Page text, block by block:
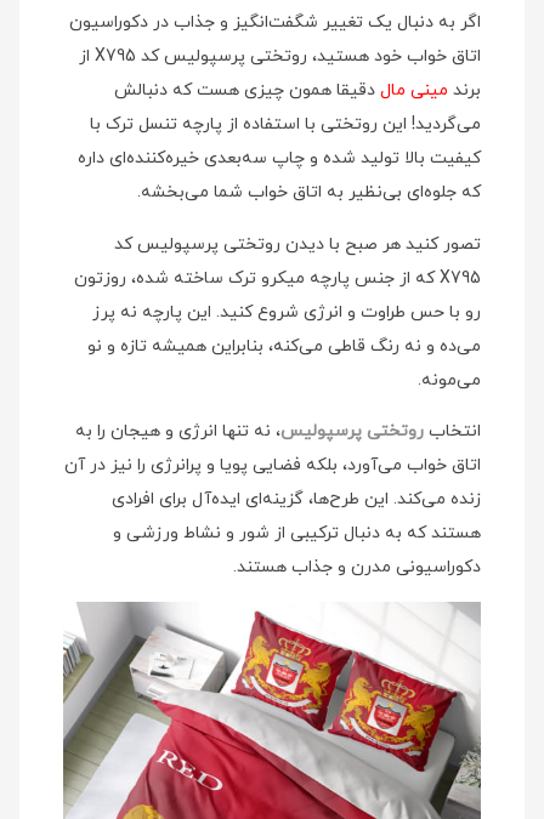
اگر به دنبال یک تغییر شگفت‌انگیز و جذاب در دکوراسیون
اتاق خواب خود هستید، روتختی پرسپولیس کد X795 از
برند مینی مال دقیقا همون چیزی هست که دنبالش
می‌گردید! این روتختی با استفاده از پارچه تنسل ترک با
کیفیت بالا تولید شده و چاپ سه‌بعدی خیره‌کننده‌ای داره
که جلوه‌ای بی‌نظیر به اتاق خواب شما می‌بخشه.
تصور کنید هر صبح با دیدن روتختی پرسپولیس کد
X795 که از جنس پارچه میکرو ترک ساخته شده، روزتون
رو با حس طراوت و انرژی شروع کنید. این پارچه نه پرز
می‌ده و نه رنگ قاطی می‌کنه، بنابراین همیشه تازه و نو
می‌مونه.
انتخاب روتختی پرسپولیس، نه تنها انرژی و هیجان را به
اتاق خواب می‌آورد، بلکه فضایی پویا و پرانرژی را نیز در آن
زنده می‌کند. این طرح‌ها، گزینه‌ای ایده‌آل برای افرادی
هستند که به دنبال ترکیبی از شور و نشاط ورزشی و
دکوراسیونی مدرن و جذاب هستند.